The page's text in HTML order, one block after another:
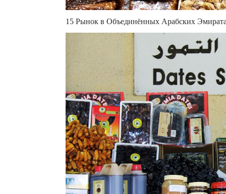
15 Рынок в Объединённых Арабских